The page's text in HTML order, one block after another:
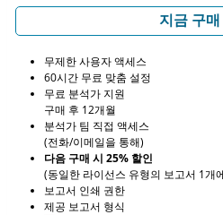
지금 구매
무제한 사용자 액세스
60시간 무료 맞춤 설정
무료 분석가 지원
구매 후 12개월
분석가 팀 직접 액세스
(전화/이메일을 통해)
다음 구매 시 25% 할인
(동일한 라이선스 유형의 보고서 1개
보고서 인쇄 권한
제공 보고서 형식